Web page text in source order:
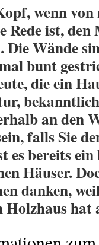
wenn
Rede ist,
Wände
bunt
die ein
an den
falls Sie
bereits ein
Häuser.
danken,
Holzhaus